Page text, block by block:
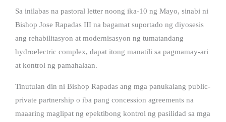
Sa inilabas na pastoral letter noong ika-10 ng Mayo, sinabi ni
Bishop Jose Rapadas III na bagamat suportado ng diyosesis
ang rehabilitasyon at modernisasyon ng tumatandang
hydroelectric complex, dapat itong manatili sa pagmamay-ari
at kontrol ng pamahalaan.
Tinutulan din ni Bishop Rapadas ang mga panukalang public-
private partnership o iba pang concession agreements na
maaaring maglipat ng epektibong kontrol ng pasilidad sa mga